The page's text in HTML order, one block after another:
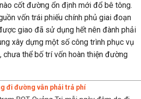
cốt đường ổn định mới đổ bê tông.
vốn trái phiếu chính phủ giai đoạn
giao đã sử dụng hết nên đành phải
xây dựng một số công trình phục vụ
thể bố trí vốn hoàn thiện đường
đi đường vẫn phải trả phí